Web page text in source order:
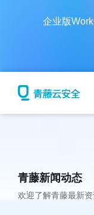
企业版
青藤新闻动态
欢迎了解青藤最新